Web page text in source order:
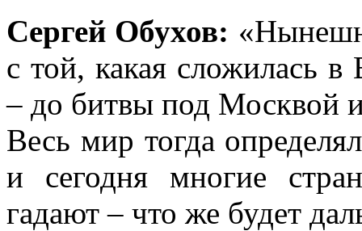
Сергей Обухов:
с той, какая сложилась
– до битвы под Москвой
Весь мир тогда
и сегодня многие
гадают – что же будет